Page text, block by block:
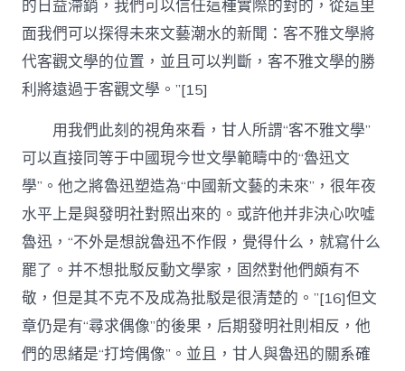
的日益滯銷，我們可以信任這種實際的對的，從這里
面我們可以探得未來文藝潮水的新聞：客不雅文學將
代客觀文學的位置，並且可以判斷，客不雅文學的勝
利將遠過于客觀文學。”[15]
用我們此刻的視角來看，甘人所謂“客不雅文學”
可以直接同等于中國現今世文學範疇中的“魯迅文
學”。他之將魯迅塑造為“中國新文藝的未來”，很年夜
水平上是與發明社對照出來的。或許他并非決心吹噓
魯迅，“不外是想說魯迅不作假，覺得什么，就寫什么
罷了。并不想批駁反動文學家，固然對他們頗有不
敬，但是其不克不及成為批駁是很清楚的。”[16]但文
章仍是有“尋求偶像”的後果，后期發明社則相反，他
們的思緒是“打垮偶像”。並且，甘人與魯迅的關系確